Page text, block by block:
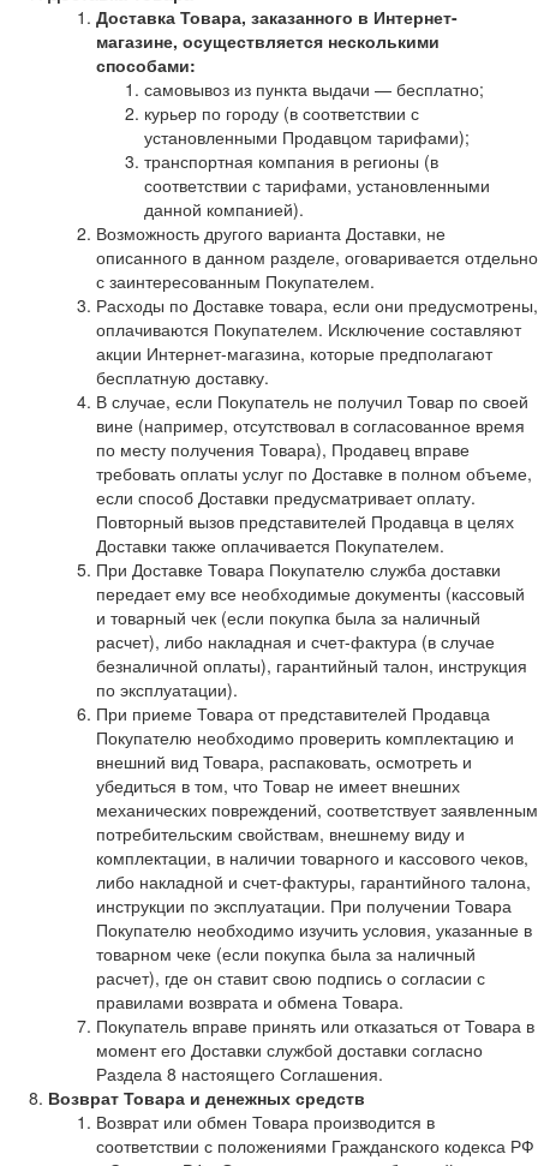
Доставка Товара, заказанного в Интернет-
магазине, осуществляется несколькими
способами:
самовывоз из пункта выдачи — бесплатно;
курьер по городу (в соответствии с
установленными Продавцом тарифами);
транспортная компания в регионы (в
соответствии с тарифами, установленными
данной компанией).
Возможность другого варианта Доставки, не
описанного в данном разделе, оговаривается отдельно
с заинтересованным Покупателем.
Расходы по Доставке товара, если они предусмотрены,
оплачиваются Покупателем. Исключение составляют
акции Интернет-магазина, которые предполагают
бесплатную доставку.
В случае, если Покупатель не получил Товар по своей
вине (например, отсутствовал в согласованное время
по месту получения Товара), Продавец вправе
требовать оплаты услуг по Доставке в полном объеме,
если способ Доставки предусматривает оплату.
Повторный вызов представителей Продавца в целях
Доставки также оплачивается Покупателем.
При Доставке Товара Покупателю служба доставки
передает ему все необходимые документы (кассовый
и товарный чек (если покупка была за наличный
расчет), либо накладная и счет-фактура (в случае
безналичной оплаты), гарантийный талон, инструкция
по эксплуатации).
При приеме Товара от представителей Продавца
Покупателю необходимо проверить комплектацию и
внешний вид Товара, распаковать, осмотреть и
убедиться в том, что Товар не имеет внешних
механических повреждений, соответствует заявленным
потребительским свойствам, внешнему виду и
комплектации, в наличии товарного и кассового чеков,
либо накладной и счет-фактуры, гарантийного талона,
инструкции по эксплуатации. При получении Товара
Покупателю необходимо изучить условия, указанные в
товарном чеке (если покупка была за наличный
расчет), где он ставит свою подпись о согласии с
правилами возврата и обмена Товара.
Покупатель вправе принять или отказаться от Товара в
момент его Доставки службой доставки согласно
Раздела 8 настоящего Соглашения.
Возврат Товара и денежных средств
Возврат или обмен Товара производится в
соответствии с положениями Гражданского кодекса РФ